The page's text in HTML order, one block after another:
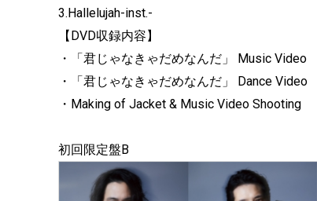
3.Hallelujah-inst.-
【DVD収録内容】
・「君じゃなきゃだめなんだ」 Music Video
・「君じゃなきゃだめなんだ」 Dance Video
・Making of Jacket & Music Video Shooting
初回限定盤B